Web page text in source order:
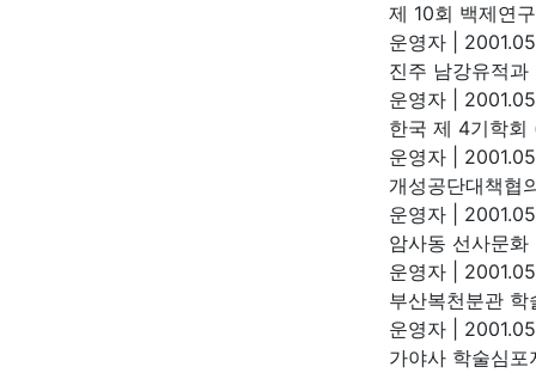
제 10회 백제연
운영자
진주 남강유적
운영자
한국 제 4기학회
운영자
개성공단대책협
운영자
암사동 선사문
운영자
부산복천분관
운영자
가야사 학술심